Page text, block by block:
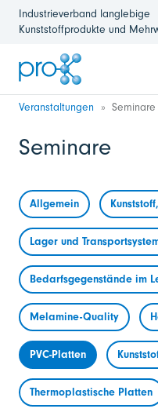
Industrieverband langlebige
Kunststoffprodukte und
Veranstaltungen Seminare
Seminare
Allgemein
Lager und
Bedarfsgegenstände im
Melamine-Quality
PVC-Platten
Thermoplastische Platten